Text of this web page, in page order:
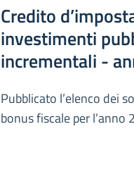
Credito
investimenti
incrementali -
Pubblicato l’elenco dei
bonus fiscale per l’anno